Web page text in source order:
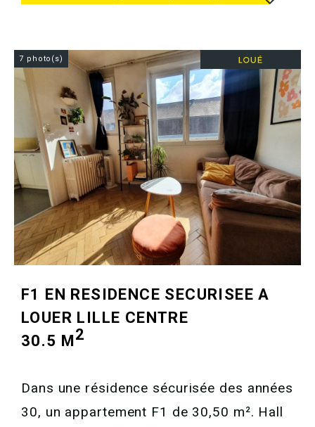
7 photo(s)
F1 EN RESIDENCE SECURISEE A
LOUER LILLE CENTRE
30.5 M2
Dans une résidence sécurisée des années
30, un appartement F1 de 30,50 m². Hall